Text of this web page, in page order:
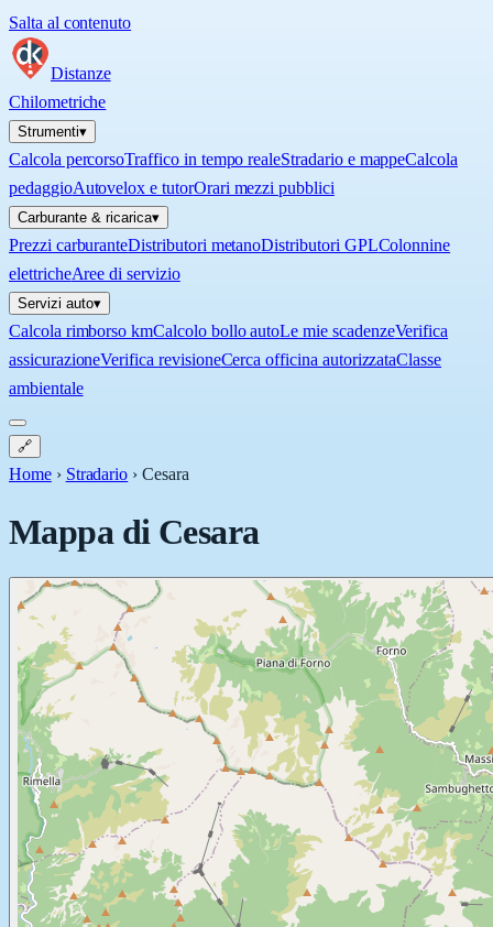
Salta al contenuto
Distanze
Chilometriche
Strumenti▾
Calcola percorsoTraffico in tempo realeStradario e mappeCalcola
pedaggioAutovelox e tutorOrari mezzi pubblici
Carburante & ricarica▾
Prezzi carburanteDistributori metanoDistributori GPLColonnine
elettricheAree di servizio
Servizi auto▾
Calcola rimborso kmCalcolo bollo autoLe mie scadenzeVerifica
assicurazioneVerifica revisioneCerca officina autorizzataClasse
ambientale
🔗
Home › Stradario ›Cesara
Mappa di Cesara